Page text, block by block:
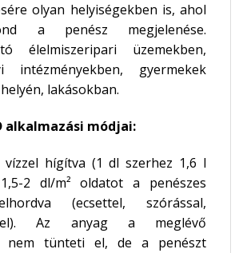
olyan helyiségekben is, ahol
a penész megjelenése.
élelmiszeripari üzemekben,
intézményekben, gyermekek
lakásokban.
alkalmazási módjai:
vízzel hígítva (1 dl szerhez 1,6 l
2 dl/m² oldatot a penészes
(ecsettel, szórással,
Az anyag a meglévő
nem tünteti el, de a penészt